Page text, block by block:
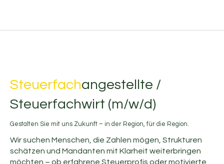
Steuerfachangestellte /
Steuerfachwirt (m/w/d)
Gestalten Sie mit uns Zukunft – in der Region, für die Region.
Wir suchen Menschen, die Zahlen mögen, Strukturen
schätzen und Mandanten mit Klarheit weiterbringen
möchten – ob erfahrene Steuerprofis oder motivierte